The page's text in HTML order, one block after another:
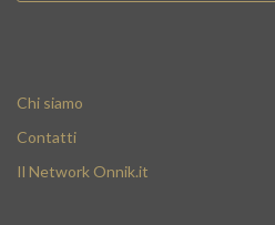
Chi siamo
Contatti
Il Network Onnik.it